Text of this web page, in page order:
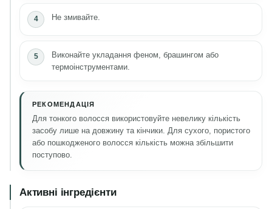
Не змивайте.
Виконайте укладання феном, брашингом або
термоінструментами.
РЕКОМЕНДАЦІЯ
Для тонкого волосся використовуйте невелику кількість
засобу лише на довжину та кінчики. Для сухого, пористого
або пошкодженого волосся кількість можна збільшити
поступово.
Активні інгредієнти